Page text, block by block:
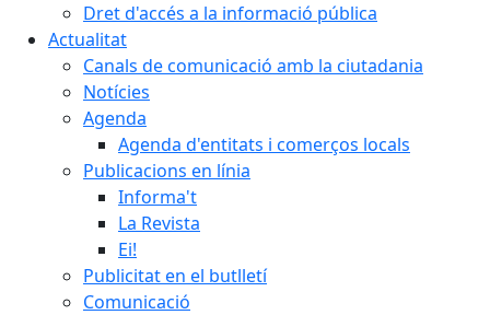
Dret d'accés a la informació pública
Actualitat
Canals de comunicació amb la ciutadania
Notícies
Agenda
Agenda d'entitats i comerços locals
Publicacions en línia
Informa't
La Revista
Ei!
Publicitat en el butlletí
Comunicació